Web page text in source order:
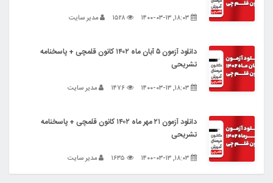
مدیر سایت
دانلود آزمون ۵ آبان ماه ۱۴۰۲ کانون قلمچی + پاسخنامه
تشریحی
مدیر سایت
دانلود آزمون ۲۱ مهر ماه ۱۴۰۲ کانون قلمچی + پاسخنامه
تشریحی
مدیر سایت